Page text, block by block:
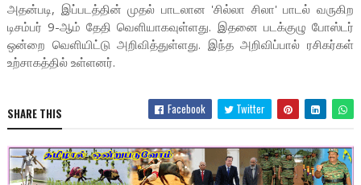
அதன்படி, இப்படத்தின் முதல் பாடலான 'சில்லா சிலா' பாடல் வருகிற
டிசம்பர் 9-ஆம் தேதி வெளியாகவுள்ளது. இதனை படக்குழு போஸ்டர்
ஒன்றை வெளியிட்டு அறிவித்துள்ளது. இந்த அறிவிப்பால் ரசிகர்கள்
உற்சாகத்தில் உள்ளனர்.
SHARE THIS Facebook Twitter